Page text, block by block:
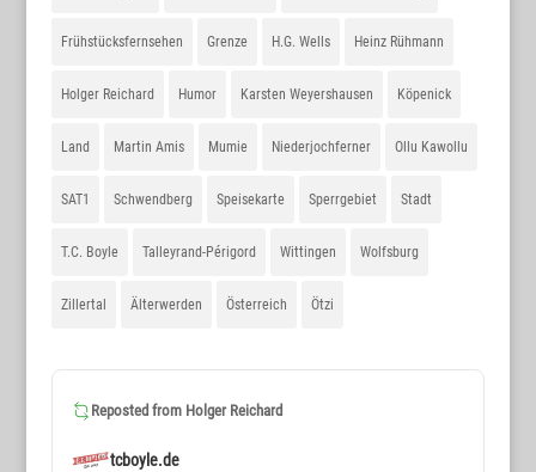
Frühstücksfernsehen Grenze H.G. Wells Heinz Rühmann
Holger Reichard Humor Karsten Weyershausen Köpenick
Land Martin Amis Mumie Niederjochferner Ollu Kawollu
SAT1 Schwendberg Speisekarte Sperrgebiet Stadt
T.C. Boyle Talleyrand-Périgord Wittingen Wolfsburg
Zillertal Älterwerden Österreich Ötzi
Reposted from Holger Reichard
tcboyle.de